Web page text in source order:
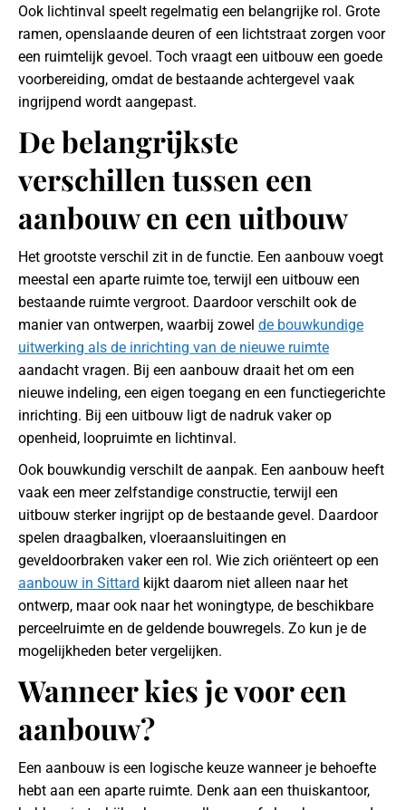
Ook lichtinval speelt regelmatig een belangrijke rol. Grote
ramen, openslaande deuren of een lichtstraat zorgen voor
een ruimtelijk gevoel. Toch vraagt een uitbouw een goede
voorbereiding, omdat de bestaande achtergevel vaak
ingrijpend wordt aangepast.
De belangrijkste
verschillen tussen een
aanbouw en een uitbouw
Het grootste verschil zit in de functie. Een aanbouw voegt
meestal een aparte ruimte toe, terwijl een uitbouw een
bestaande ruimte vergroot. Daardoor verschilt ook de
manier van ontwerpen, waarbij zowel de bouwkundige
uitwerking als de inrichting van de nieuwe ruimte
aandacht vragen. Bij een aanbouw draait het om een
nieuwe indeling, een eigen toegang en een functiegerichte
inrichting. Bij een uitbouw ligt de nadruk vaker op
openheid, loopruimte en lichtinval.
Ook bouwkundig verschilt de aanpak. Een aanbouw heeft
vaak een meer zelfstandige constructie, terwijl een
uitbouw sterker ingrijpt op de bestaande gevel. Daardoor
spelen draagbalken, vloeraansluitingen en
geveldoorbraken vaker een rol. Wie zich oriënteert op een
aanbouw in Sittard kijkt daarom niet alleen naar het
ontwerp, maar ook naar het woningtype, de beschikbare
perceelruimte en de geldende bouwregels. Zo kun je de
mogelijkheden beter vergelijken.
Wanneer kies je voor een
aanbouw?
Een aanbouw is een logische keuze wanneer je behoefte
hebt aan een aparte ruimte. Denk aan een thuiskantoor,